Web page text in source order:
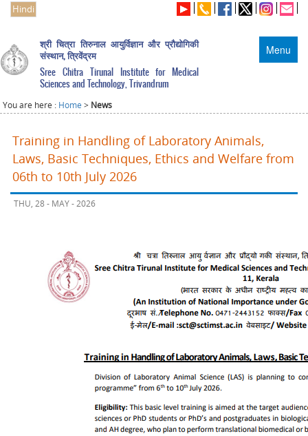
Hindi
Menu
श्री चित्रा तिरुनाल आयुर्विज्ञान और प्रौद्योगिकी
संस्थान, त्रिवेंद्रम
Sree Chitra Tirunal Institute for Medical
Sciences and Technology, Trivandrum
You are here : Home > News
Training in Handling of Laboratory Animals,
Laws, Basic Techniques, Ethics and Welfare from
06th to 10th July 2026
THU, 28 - MAY - 2026